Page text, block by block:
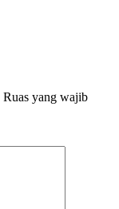
Ruas yang wajib